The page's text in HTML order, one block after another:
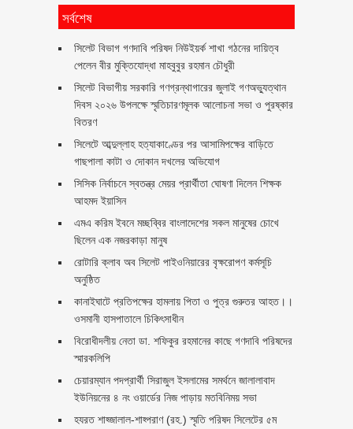
সর্বশেষ
সিলেট বিভাগ গণদাবি পরিষদ নিউইয়র্ক শাখা গঠনের দায়িত্ব
পেলেন বীর মুক্তিযোদ্ধা মাহবুবুর রহমান চৌধুরী ‎ ‎
সিলেট বিভাগীয় সরকারি গণগ্রন্থাগারের জুলাই গণঅভ্যুত্থান
দিবস ২০২৬ উপলক্ষে স্মৃতিচারণমূলক আলোচনা সভা ও পুরষ্কার
বিতরণ ‎ ‎
সিলেটে আব্দুল্লাহ হত্যাকাণ্ডের পর আসামিপক্ষের বাড়িতে
গাছপালা কাটা ও দোকান দখলের অভিযোগ
সিসিক নির্বাচনে স্বতন্ত্র মেয়র প্রার্থীতা ঘোষণা দিলেন শিক্ষক
আহমদ ইয়াসিন
এমএ করিম ইবনে মচ্ছব্বির বাংলাদেশের সকল মানুষের চোখে
ছিলেন এক নজরকাড়া মানুষ ‎
রোটারি ক্লাব অব সিলেট পাইওনিয়ারের বৃক্ষরোপণ কর্মসূচি
অনুষ্ঠিত
কানাইঘাটে প্রতিপক্ষের হামলায় পিতা ও পুত্র গুরুতর আহত।।
ওসমানী হাসপাতালে চিকিৎসাধীন
বিরোধীদলীয় নেতা ডা. শফিকুর রহমানের কাছে গণদাবি পরিষদের
স্মারকলিপি ‎
চেয়ারম্যান পদপ্রার্থী সিরাজুল ইসলামের সমর্থনে জালালাবাদ
ইউনিয়নের ৪ নং ওয়ার্ডের নিজ পাড়ায় মতবিনিময় সভা
হযরত শাহ্জালাল-শাহ্পরাণ (রহ.) স্মৃতি পরিষদ সিলেটের ৫ম